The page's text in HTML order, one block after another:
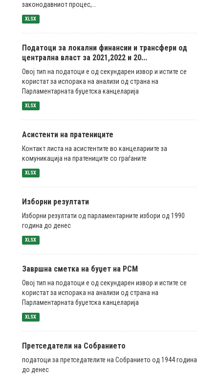
законодавниот процес,...
XLSX
Податоци за локални финансии и трансфери од
централна власт за 2021,2022 и 20...
Овој тип на податоци е од секундарен извор и истите се
користат за испорака на анализи од страна на
Парламентарната буџетска канцеларија
XLSX
Асистенти на пратениците
Контакт листа на асистентите во канцелариите за
комуникација на пратениците со граѓаните
XLSX
Изборни резултати
Изборни резултати од парламентарните избори од 1990
година до денес
XLSX
Завршна сметка на буџет на РСМ
Овој тип на податоци е од секундарен извор и истите се
користат за испорака на анализи од страна на
Парламентарната буџетска канцеларија
XLSX
Претседатели на Собранието
податоци за претседателите на Собранието од 1944 година
до денес